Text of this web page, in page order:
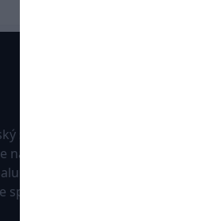
športový portál, ktorý sa
na najnovšie informácie zo
Pravidelne na dennej báze
góly, zaujímavosti a